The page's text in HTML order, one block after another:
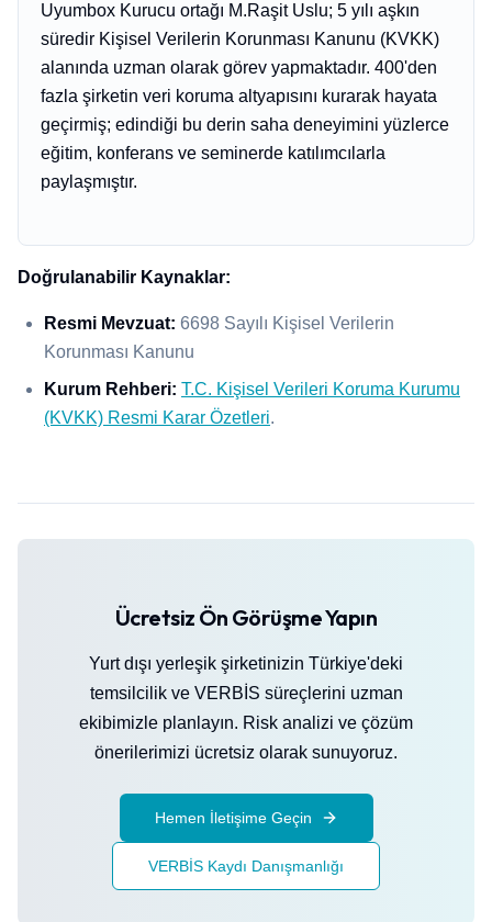
Uyumbox Kurucu ortağı M.Raşit Uslu; 5 yılı aşkın
süredir Kişisel Verilerin Korunması Kanunu (KVKK)
alanında uzman olarak görev yapmaktadır. 400'den
fazla şirketin veri koruma altyapısını kurarak hayata
geçirmiş; edindiği bu derin saha deneyimini yüzlerce
eğitim, konferans ve seminerde katılımcılarla
paylaşmıştır.
Doğrulanabilir Kaynaklar:
Resmi Mevzuat: 6698 Sayılı Kişisel Verilerin
Korunması Kanunu
Kurum Rehberi: T.C. Kişisel Verileri Koruma Kurumu
(KVKK) Resmi Karar Özetleri.
Ücretsiz Ön Görüşme Yapın
Yurt dışı yerleşik şirketinizin Türkiye'deki
temsilcilik ve VERBİS süreçlerini uzman
ekibimizle planlayın. Risk analizi ve çözüm
önerilerimizi ücretsiz olarak sunuyoruz.
Hemen İletişime Geçin
VERBİS Kaydı Danışmanlığı